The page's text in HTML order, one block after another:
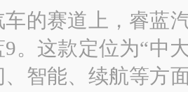
的赛道上，睿蓝
。这款定位为“中
智能、续航等方